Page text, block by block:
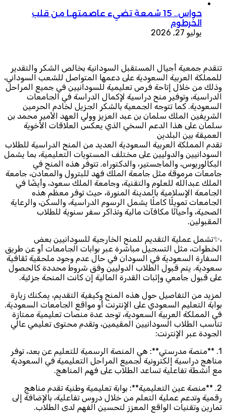
حواس.. 15 شمعة تضيء عاصمتهـا من قلب
الخرطوم
يوليو 27, 2026
تتقدم جمعية أجيال المستقبل السودانية بخالص الشكر والتقدير
للمملكة العربية السعودية على دعمها المتواصل للشعب السوداني،
وذلك من خلال إتاحة فرص تعليمية للسودانيين في جميع المراحل
الدراسية، وتوفير منح دراسية لإكمال الدراسة في الجامعات
السعودية. كما تتوجه الجمعية بالشكر الجزيل لخادم الحرمين
الشريفين الملك سلمان بن عبد العزيز وولي العهد الأمير محمد بن
سلمان على هذا الدعم السخي الذي يعكس العلاقات الأخوية
العميقة بين البلدين
تقدم المملكة العربية السعودية العديد من المنح الدراسية للطلاب
السودانيين والدوليين على مختلف المستويات التعليمية، بما يشمل
البكالوريوس، والماجستير، والدكتوراه. تتوفر هذه المنح في
جامعات مرموقة مثل جامعة الملك فهد للبترول والمعادن، جامعة
الملك عبدالله للعلوم والتقنية، وجامعة الملك سعود، وأيضًا في
الجامعة الإسلامية بالمدينة المنورة، حيث توفر معظم هذه
الجامعات تمويلًا كاملًا يشمل الرسوم الدراسية، والسكن، والرعاية
الصحية، وأحيانًا مكافآت مالية وتذاكر سفر سنوية للطلاب
المقبولين.
،✨تشمل عملية التقديم للمنح الخارجية للسودانيين بعض
الخطوات، مثل التسجيل مباشرة عبر بوابات الجامعات أو عن طريق
السفارة السعودية في السودان في حال عدم وجود ملحقية ثقافية
سعودية. يتم قبول الطلاب الدوليين وفق شروط محددة كالحصول
على قبول جامعي وإثبات القدرة المالية إن كانت المنحة جزئية.
لمزيد من التفاصيل حول هذه المنح وكيفية التقديم، يمكنك زيارة
بوابة التعليم السعودي على الإنترنت أو مواقع الجامعات السعودية.
في المملكة العربية السعودية، توجد عدة منصات تعليمية ممتازة
تناسب الطلاب السودانيين المقيمين، وتقدم محتوى تعليمي عالي
الجودة عبر الإنترنت:
1. **منصة مدرستي**: هي المنصة الرسمية للتعليم عن بعد، توفر
مناهج دراسية إلكترونية لجميع المراحل التعليمية في السعودية
مع أنشطة تفاعلية تساعد الطلاب على فهم المناهج.
2. **منصة عين التعليمية**: بوابة تعليمية وطنية تقدم مناهج
رقمية وتدعم عملية التعلم من خلال دروس تفاعلية، بالإضافة إلى
تمارين وتقنيات الواقع المعزز لتحسين الفهم لدى الطلاب.